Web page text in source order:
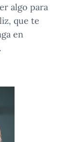
algo para
que te
en